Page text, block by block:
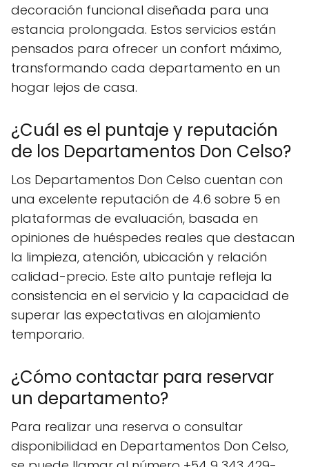
decoración funcional diseñada para una
estancia prolongada. Estos servicios están
pensados para ofrecer un confort máximo,
transformando cada departamento en un
hogar lejos de casa.
¿Cuál es el puntaje y reputación
de los Departamentos Don Celso?
Los Departamentos Don Celso cuentan con
una excelente reputación de 4.6 sobre 5 en
plataformas de evaluación, basada en
opiniones de huéspedes reales que destacan
la limpieza, atención, ubicación y relación
calidad-precio. Este alto puntaje refleja la
consistencia en el servicio y la capacidad de
superar las expectativas en alojamiento
temporario.
¿Cómo contactar para reservar
un departamento?
Para realizar una reserva o consultar
disponibilidad en Departamentos Don Celso,